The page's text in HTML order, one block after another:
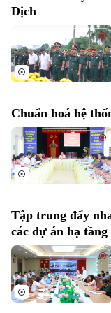
Tư vấn sức khỏe
Bóng đá
Golf
Giải trí
Tin tức
Sao
Điện ảnh
Thời trang
Âm nhạc
Đã phát sóng
Dịch
Chuẩn hoá hệ
Tập trung đẩy
các dự án hạ